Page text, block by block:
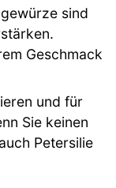
sind
Geschmack
und für
Sie keinen
Petersilie